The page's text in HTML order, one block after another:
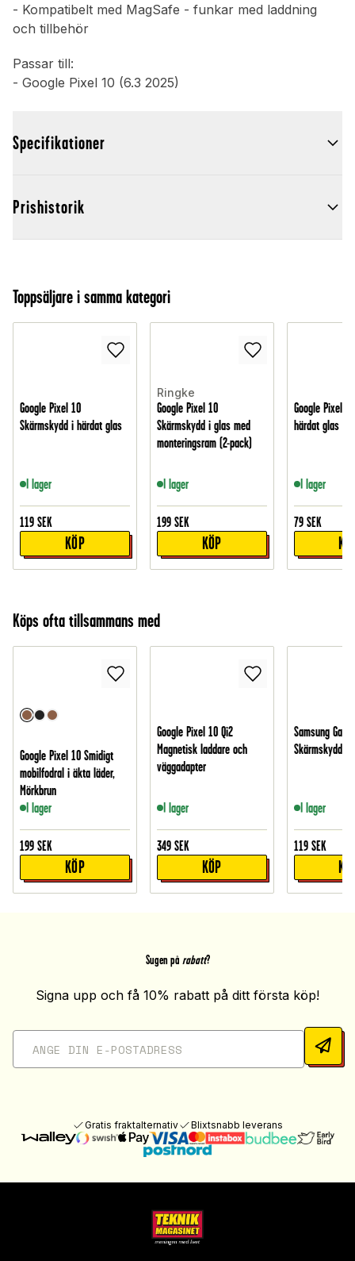
- Kompatibelt med MagSafe - funkar med laddning
och tillbehör
Passar till:
- Google Pixel 10 (6.3 2025)
Specifikationer
Prishistorik
Toppsäljare i samma kategori
Google Pixel 10
Skärmskydd i härdat glas
I lager
119 SEK
KÖP
Ringke
Google Pixel 10
Skärmskydd i glas med
monteringsram (2-pack)
I lager
199 SEK
KÖP
Google Pixel
härdat glas
I lager
79 SEK
Köps ofta tillsammans med
Google Pixel 10 Smidigt
mobilfodral i äkta läder,
Mörkbrun
I lager
199 SEK
KÖP
Google Pixel 10 Qi2
Magnetisk laddare och
väggadapter
I lager
349 SEK
KÖP
Samsung
Skärmskydd i
I lager
119 SEK
Sugen på rabatt?
Signa upp och få 10% rabatt på ditt första köp!
Gratis fraktalternativ Blixtsnabb leverans